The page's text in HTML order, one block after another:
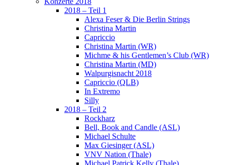
2018 – Teil 1
Alexa Feser & Die Berlin Strings
Christina Martin
Capriccio
Christina Martin (WR)
Michme & his Gentlemen’s Club (WR)
Christina Martin (MD)
Walpurgisnacht 2018
Capriccio (QLB)
In Extremo
Silly
2018 – Teil 2
Rockharz
Bell, Book and Candle (ASL)
Michael Schulte
Max Giesinger (ASL)
VNV Nation (Thale)
Michael Patrick Kelly (Thale)